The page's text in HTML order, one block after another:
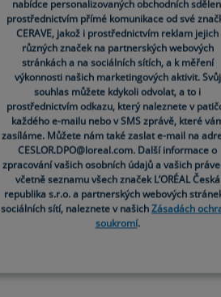
nabídce personalizovaných obchodních
prostřednictvím přímé komunikace od své
CERAVE, jakož i prostřednictvím reklam jejich
různých značek na partnerských webových
stránkách a na sociálních sítích, a k měření
výkonnosti našich marketingových aktivit. Svůj
souhlas můžete kdykoli odvolat, a to i
prostřednictvím odkazu, který naleznete v
každého e-mailu nebo v SMS zprávě, které
zasíláme. Můžete nám také zaslat e-mail na
CESLOR.DPO@loreal.com. Další informace o
zpracování vašich osobních údajů a vašich
včetně seznamu všech značek L’ORÉAL Česká
republika s.r.o. a partnerských webových
sociálních sítí, naleznete v našichZásadách
soukromí.